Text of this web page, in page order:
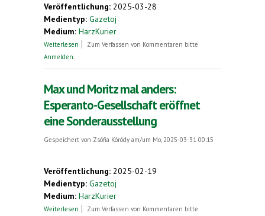
Veröffentlichung: 2025-03-28
Medientyp: Gazetoj
Medium: HarzKurier
Weiterlesen über Erinnerung an Esperanto-Pioniere: Zwei
Zum Verfassen von Kommentaren bitte
Anmelden
Max und Moritz mal anders:
Esperanto-Gesellschaft eröffnet
eine Sonderausstellung
Gespeichert von Zsófia Kóródy am/um Mo, 2025-03-31 00:15
Veröffentlichung: 2025-02-19
Medientyp: Gazetoj
Medium: HarzKurier
Weiterlesen über Max und Moritz mal anders: Esperanto-
Zum Verfassen von Kommentaren bitte